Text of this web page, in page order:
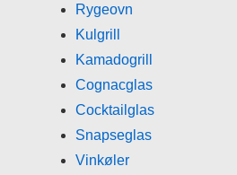
Rygeovn
Kulgrill
Kamadogrill
Cognacglas
Cocktailglas
Snapseglas
Vinkøler